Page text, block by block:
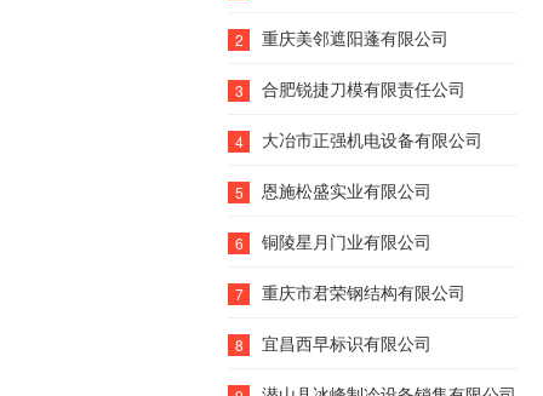
2 重庆美邻遮阳蓬有限公司
3 合肥锐捷刀模有限责任公司
4 大冶市正强机电设备有限公司
5 恩施松盛实业有限公司
6 铜陵星月门业有限公司
7 重庆市君荣钢结构有限公司
8 宜昌西早标识有限公司